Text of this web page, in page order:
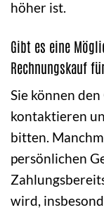
höher ist.
Gibt es eine
Rechnungskauf
Sie können
kontaktieren
bitten.
persönlichen
wird,